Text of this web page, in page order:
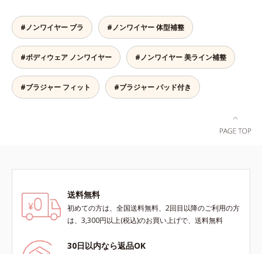
バストをしっかりホールド。脇がす
っきりしたメリハリのある上向きバ
ストをつくるから、上半身を一回り
ほっそり見せてくれます。※価格は
サイズによって異なります。
#ノンワイヤー ブラ #ノンワイヤー 体型補整
#ボディウェア ノンワイヤー #ノンワイヤー 美ライン補整
#ブラジャー フィット #ブラジャー パッド付き
送料無料
初めての方は、全国送料無料、2回目以降のご利用の方
は、3,300円以上(税込)のお買い上げで、送料無料
30日以内なら返品OK